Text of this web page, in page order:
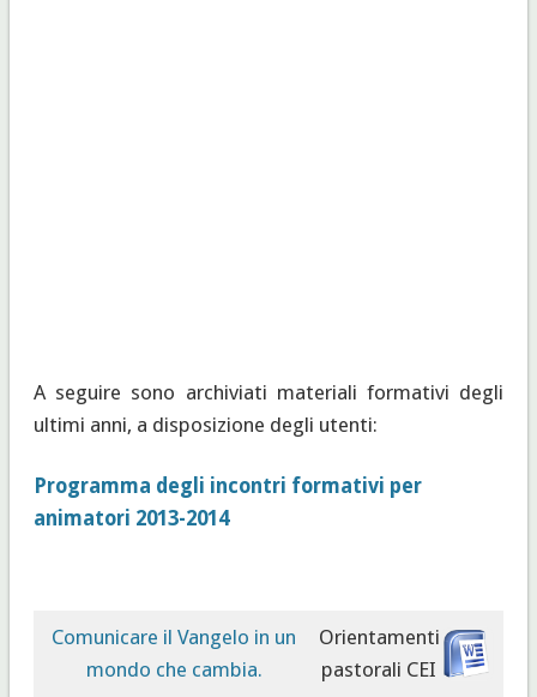
A seguire sono archiviati materiali formativi degli
ultimi anni, a disposizione degli utenti:
Programma degli incontri formativi per
animatori 2013-2014
Comunicare il Vangelo in un
mondo che cambia.
Orientamenti
pastorali CEI